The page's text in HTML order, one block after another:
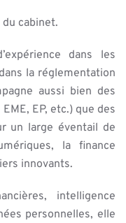
cabinet.
dans les
la réglementation
aussi bien des
EP, etc.) que des
un large éventail de
la finance
innovants.
intelligence
personnelles, elle